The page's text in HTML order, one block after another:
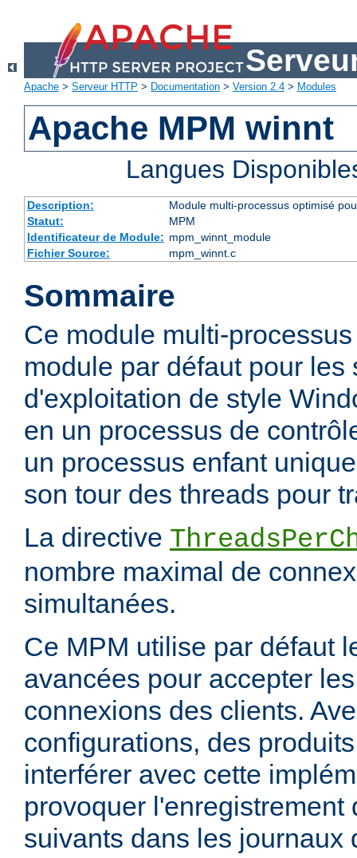
Apache > Serveur HTTP > Documentation > Version 2.4 > Modules
Apache MPM winnt
Langues
Description:
Module multi-processus optimisé
Statut:
MPM
Identificateur de Module: mpm_winnt_module
Fichier Source:
mpm_winnt.c
Sommaire
Ce module multi-
module par défaut pour les
d'exploitation de style
en un processus de
un processus enfant
son tour des threads pour
La directive
nombre maximal de
simultanées.
Ce MPM utilise par défaut
avancées pour accepter
connexions des clients.
configurations, des
interférer avec cette
provoquer l'enregistrement
suivants dans les journaux